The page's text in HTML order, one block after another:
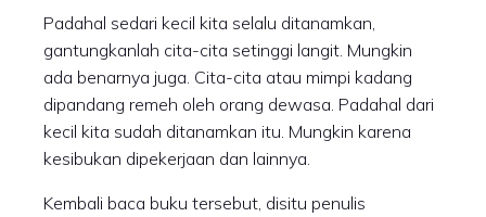
Padahal sedari kecil kita selalu ditanamkan,
gantungkanlah cita-cita setinggi langit. Mungkin
ada benarnya juga. Cita-cita atau mimpi kadang
dipandang remeh oleh orang dewasa. Padahal dari
kecil kita sudah ditanamkan itu. Mungkin karena
kesibukan dipekerjaan dan lainnya.
Kembali baca buku tersebut, disitu penulis